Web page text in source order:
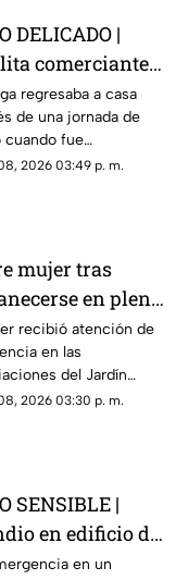
DELICADO |
comerciante
en Puebla
pesos
regresaba a casa
de una jornada de
cuando fue
por un hombre
2026 03:49 p. m.
mujer tras
en plena
en el Centro
de Querétaro
recibió atención de
en las
del Jardín
pero los
2026 03:30 p. m.
SENSIBLE |
en edificio de
York deja un
en un